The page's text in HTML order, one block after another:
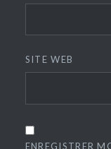
SITE WEB
ENREGISTRER